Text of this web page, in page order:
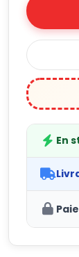
En